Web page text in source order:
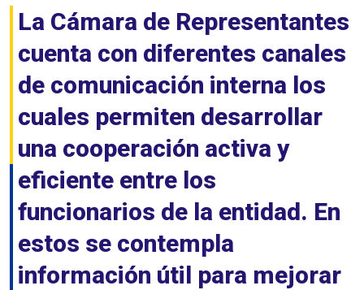
La Cámara de Representantes
cuenta con diferentes canales
de comunicación interna los
cuales permiten desarrollar
una cooperación activa y
eficiente entre los
funcionarios de la entidad. En
estos se contempla
información útil para mejorar